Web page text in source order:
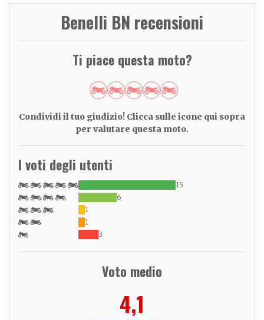
Benelli BN recensioni
Ti piace questa moto?
Condividi il tuo giudizio! Clicca sulle icone qui sopra
per valutare questa moto.
I voti degli utenti
15
6
1
1
3
Voto medio
4,1